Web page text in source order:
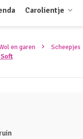
Carolientje
en garen
Scheepjes